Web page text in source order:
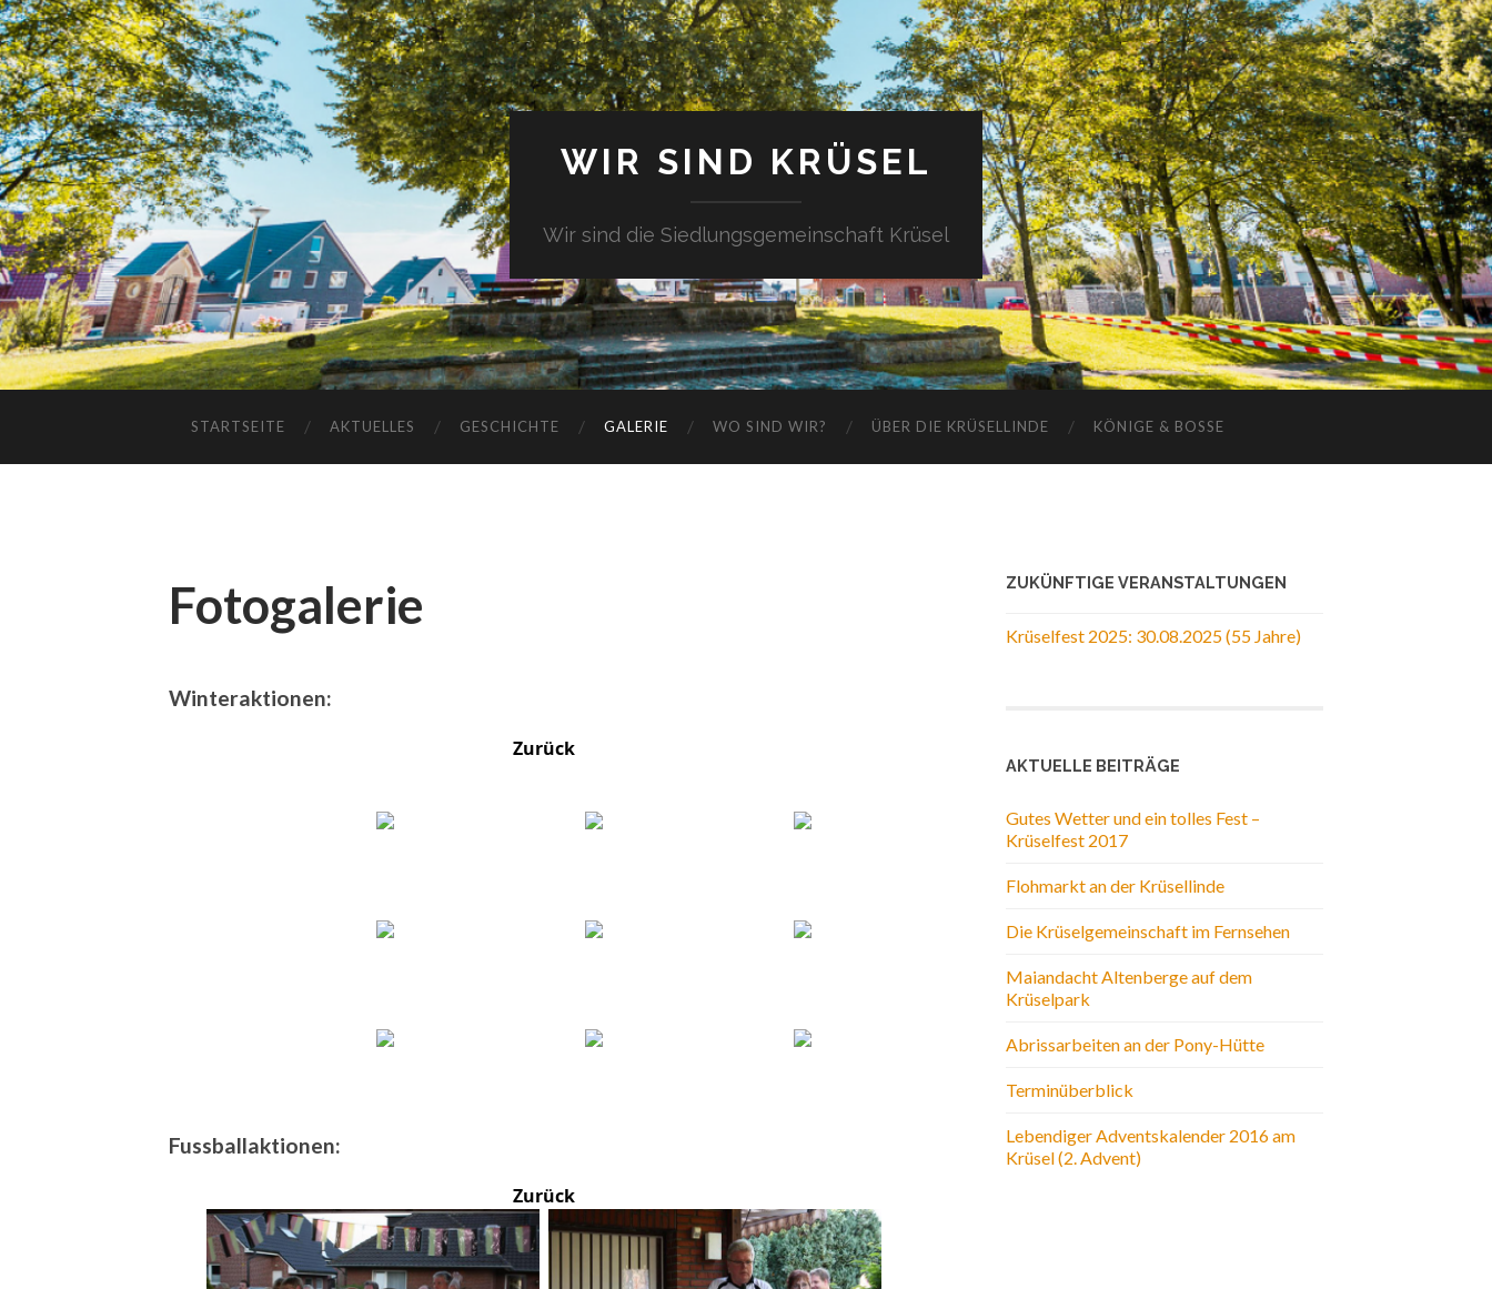
WIR SIND KRÜSEL
Wir sind die Siedlungsgemeinschaft Krüsel
STARTSEITE AKTUELLES GESCHICHTE GALERIE WO SIND WIR? ÜBER DIE KRÜSELLINDE KÖNIGE & BOSSE
Fotogalerie
Winteraktionen:
Zurück
Fussballaktionen:
Zurück
ZUKÜNFTIGE VERANSTALTUNGEN
Krüselfest 2025: 30.08.2025 (55 Jahre)
AKTUELLE BEITRÄGE
Gutes Wetter und ein tolles Fest –
Krüselfest 2017
Flohmarkt an der Krüsellinde
Die Krüselgemeinschaft im Fernsehen
Maiandacht Altenberge auf dem
Krüselpark
Abrissarbeiten an der Pony-Hütte
Terminüberblick
Lebendiger Adventskalender 2016 am
Krüsel (2. Advent)